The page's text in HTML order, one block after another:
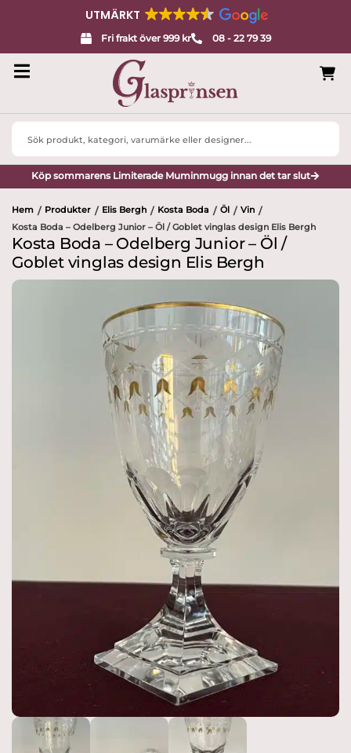
UTMÄRKT
Fri frakt över 999 kr 08 - 22 79 39
Search
Köp sommarens Limiterade Muminmugg innan det tar slut
Hem / Produkter / Elis Bergh / Kosta Boda / Öl / Vin /
Kosta Boda – Odelberg Junior – Öl / Goblet vinglas design Elis Bergh
Kosta Boda – Odelberg Junior – Öl /
Goblet vinglas design Elis Bergh